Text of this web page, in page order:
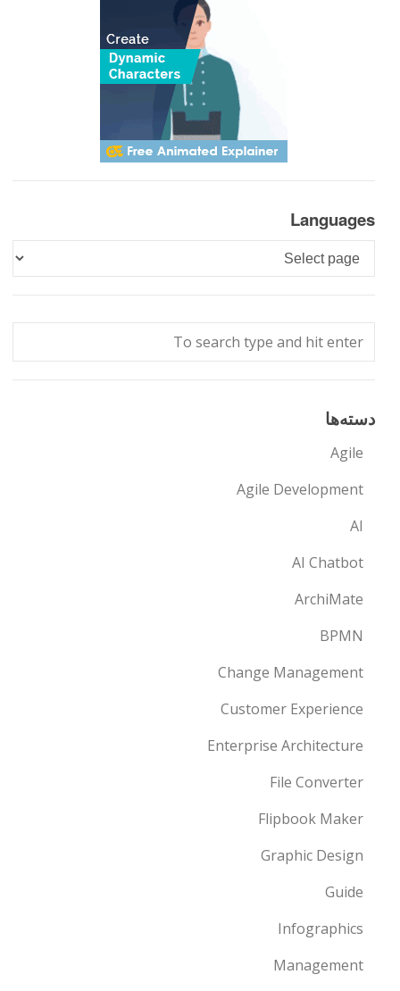
Languages
Languages
دسته‌ها
Agile
Agile Development
AI
AI Chatbot
ArchiMate
BPMN
Change Management
Customer Experience
Enterprise Architecture
File Converter
Flipbook Maker
Graphic Design
Guide
Infographics
Management